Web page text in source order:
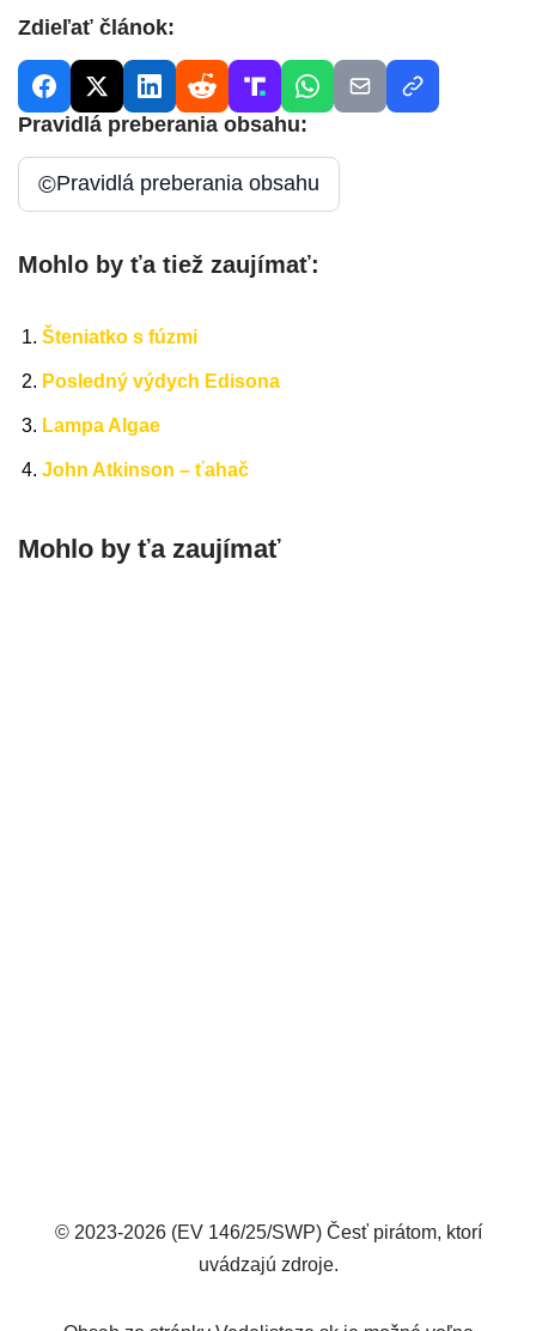
Zdieľať článok:
Pravidlá preberania obsahu:
©Pravidlá preberania obsahu
Mohlo by ťa tiež zaujímať:
Šteniatko s fúzmi
Posledný výdych Edisona
Lampa Algae
John Atkinson – ťahač
Mohlo by ťa zaujímať
© 2023-2026 (EV 146/25/SWP) Česť pirátom, ktorí
uvádzajú zdroje.